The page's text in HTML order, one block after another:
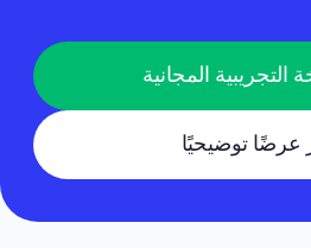
التجريبية المجانية
عرضًا توضيحيًا